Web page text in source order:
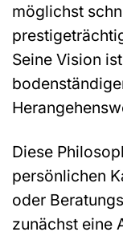
möglichst
Seine Vision
Diese
persönlichen
oder
zunächst eine